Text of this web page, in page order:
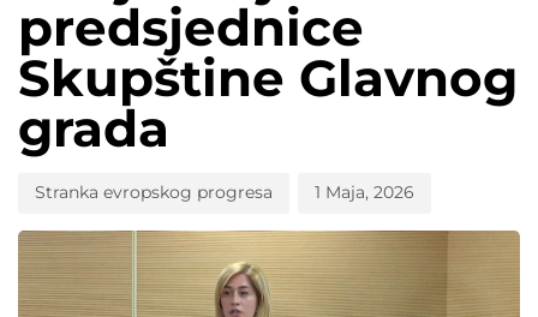
predsjednice
Skupštine Glavnog
grada
Stranka evropskog progresa 1 Maja, 2026